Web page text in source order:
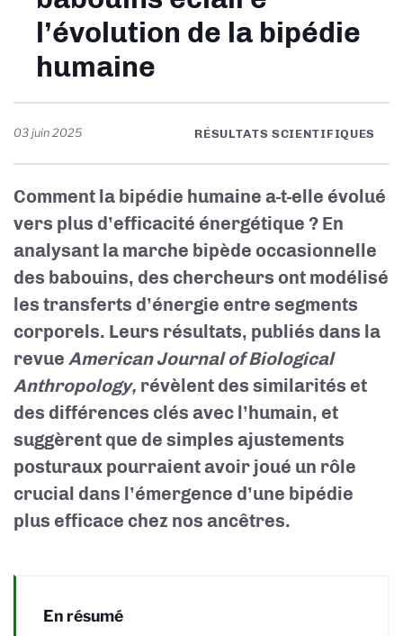
l’évolution de la bipédie
humaine
03 juin 2025 RÉSULTATS SCIENTIFIQUES
Comment la bipédie humaine a-t-elle évolué
vers plus d’efficacité énergétique ? En
analysant la marche bipède occasionnelle
des babouins, des chercheurs ont modélisé
les transferts d’énergie entre segments
corporels. Leurs résultats, publiés dans la
revue American Journal of Biological
Anthropology, révèlent des similarités et
des différences clés avec l’humain, et
suggèrent que de simples ajustements
posturaux pourraient avoir joué un rôle
crucial dans l’émergence d’une bipédie
plus efficace chez nos ancêtres.
En résumé